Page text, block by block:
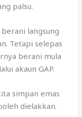
palsu.
langsung
Tetapi selepas
berani mula
akaun GAP.
simpan emas
dielakkan.